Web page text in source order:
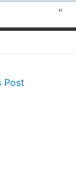
Post